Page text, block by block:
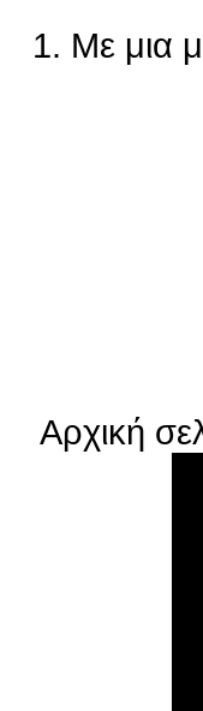
1. Με μια
Αρχική